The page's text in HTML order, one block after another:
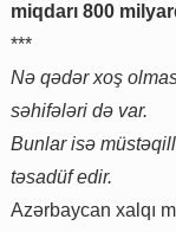
miqdarı 800
***
Nə qədər xoş
səhifələri də var.
Bunlar isə
təsadüf edir.
Azərbaycan xalqı